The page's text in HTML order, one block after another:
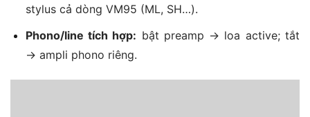
stylus cả dòng VM95 (ML, SH…).
Phono/line tích hợp: bật preamp → loa active; tắt
→ ampli phono riêng.